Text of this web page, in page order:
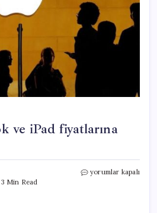
ve iPad fiyatlarına
3 Min Read
Apple,
yorumlar kapalı